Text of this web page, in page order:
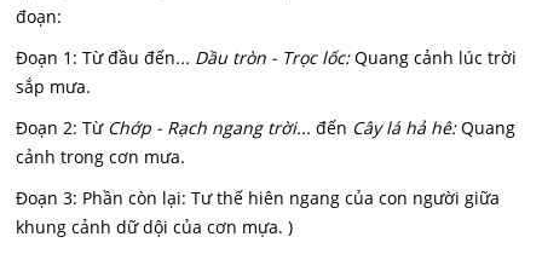
đoạn:
Đoạn 1: Từ đầu đến... Dầu tròn - Trọc lốc:Quang cảnh lúc trời
sắp mưa.
Đoạn 2: Từ Chớp - Rạch ngang trời... đến Cây lá hả hê:Quang
cảnh trong cơn mưa.
Đoạn 3: Phần còn lại: Tư thế hiên ngang của con người giữa
khung cảnh dữ dội của cơn mựa. )